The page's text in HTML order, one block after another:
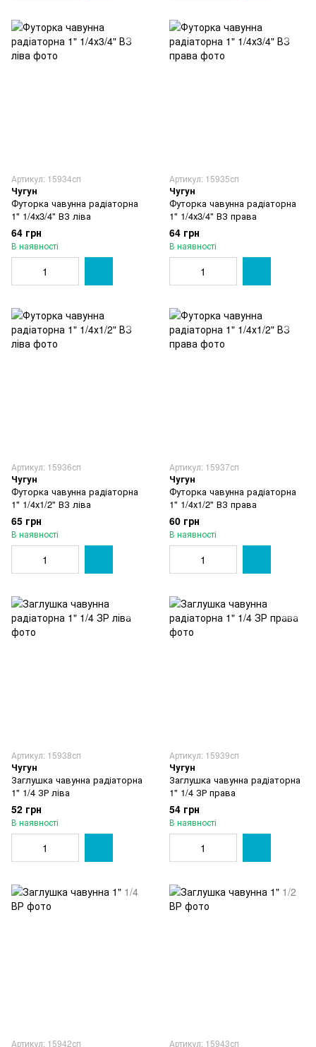
Артикул: 15934сп
Чугун
Футорка чавунна радіаторна
1" 1/4х3/4" ВЗ ліва
64 грн
В наявності
Артикул: 15935сп
Чугун
Футорка чавунна радіаторна
1" 1/4х3/4" ВЗ права
64 грн
В наявності
Артикул: 15936сп
Чугун
Футорка чавунна радіаторна
1" 1/4х1/2" ВЗ ліва
65 грн
В наявності
Артикул: 15937сп
Чугун
Футорка чавунна радіаторна
1" 1/4х1/2" ВЗ права
60 грн
В наявності
Артикул: 15938сп
Чугун
Заглушка чавунна радіаторна
1" 1/4 ЗР ліва
52 грн
В наявності
Артикул: 15939сп
Чугун
Заглушка чавунна радіаторна
1" 1/4 ЗР права
54 грн
В наявності
Артикул: 15942сп Артикул: 15943сп